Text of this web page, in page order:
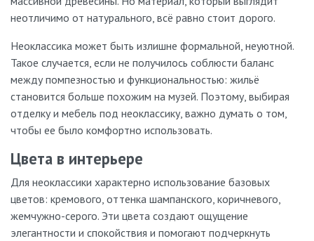
неотличимо от натурального, всё равно стоит дорого.
Неоклассика может быть излишне формальной, неуютной.
Такое случается, если не получилось соблюсти баланс
между помпезностью и функциональностью: жильё
становится больше похожим на музей. Поэтому, выбирая
отделку и мебель под неоклассику, важно думать о том,
чтобы ее было комфортно использовать.
Цвета в интерьере
Для неоклассики характерно использование базовых
цветов: кремового, оттенка шампанского, коричневого,
жемчужно-серого. Эти цвета создают ощущение
элегантности и спокойствия и помогают подчеркнуть